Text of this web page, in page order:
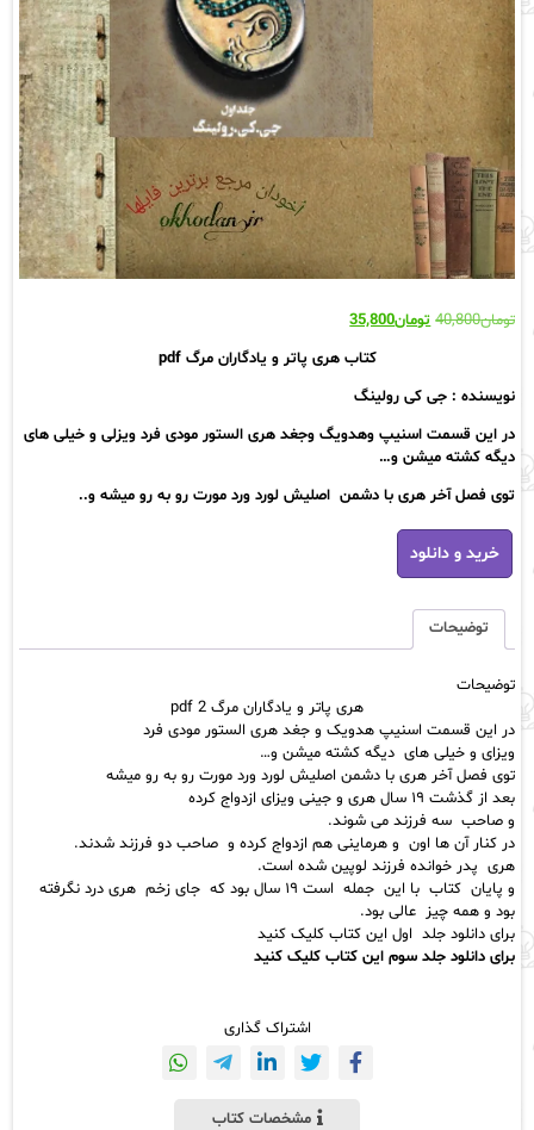
تومان40,800 قیمت
تومان40,800
بود.
تومان35,800قیمت
تومان35,800.
کتاب هری پاتر و یادگاران‌ مرگ‌ pdf
نویسنده : جی کی رولینگ‌
در این‌ قسمت‌ اسنیپ‌ وهدویگ‌ وجغد هری‌ الستور‌ مودی‌ فرد ویزلی و خیلی های
دیگه‌ کشته‌ میشن‌ و…
توی فصل آخر هری با دشمن اصلیش‌ لورد‌ ورد‌ مورت‌ رو به رو میشه‌ و..‌
هری
پاتر‌
و‌
2
عدد
خرید و دانلود
توضیحات
توضیحات
هری پاتر‌ و‌ یادگاران‌ مرگ 2 pdf
در این‌ قسمت‌ اسنیپ‌ هدویک‌ و جغد هری‌ الستور‌ مودی‌ فرد
ویزای و خیلی‌ های دیگه‌ کشته‌ میشن‌و…‌
توی‌ فصل‌ آخر‌ هری‌ با‌ دشمن‌ اصلیش‌ لورد‌ ورد‌ مورت‌ رو به رو میشه‌
بعد از گذشت‌ ۱۹‌ سال هری و جینی‌ ویزای‌ ازدواج‌ کرده‌
و صاحب سه فرزند می‌ شوند.‌
در کنار آن‌ ها‌ اون و‌ هرماینی‌ هم‌ ازدواج‌ کرده‌ و صاحب‌ دو‌ فرزند‌ شدند.‌
هری پدر خوانده فرزند لوپین‌ شده‌ است‌.‌
و پایان کتاب با‌ این جمله است‌ ۱۹‌ سال بود که جای‌ زخم هری‌‌ درد نگرفته‌
بود‌ و‌همه‌ چیز عالی‌بود.
برای دانلود جلد اول این کتاب کلیک کنید
برای دانلود جلد سوم این کتاب کلیک کنید
اشتراک گذاری
مشخصات کتاب